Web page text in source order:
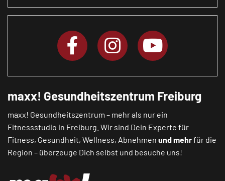
maxx! Gesundheitszentrum Freiburg
maxx! Gesundheitszentrum – mehr als nur ein
Fitnessstudio in Freiburg. Wir sind Dein Experte für
Fitness, Gesundheit, Wellness, Abnehmen und mehrfür die
Region – überzeuge Dich selbst und besuche uns!